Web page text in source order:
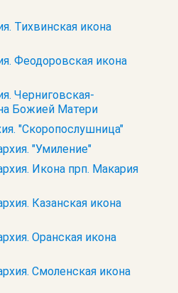
Тихвинская икона
Феодоровская икона
Черниговская-
Божией Матери
"Скоропослушница"
"Умиление"
Икона прп. Макария
Казанская икона
Оранская икона
Смоленская икона